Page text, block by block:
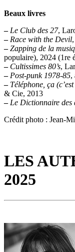
Beaux livres
– Le Club des 27,
– Race with the Devil
– Zapping de la
populaire), 2024 (1re
– Cultissimes 80’s,
– Post-punk 1978-85,
– Téléphone, ça
& Cie, 2013
– Le Dictionnaire des
Crédit photo : Jean-
LES
2025